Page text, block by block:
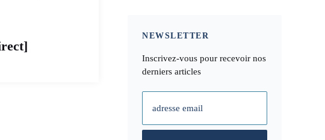
NEWSLETTER
Inscrivez-vous pour recevoir nos
derniers articles
adresse email